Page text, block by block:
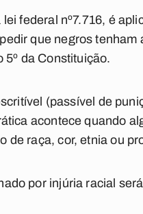
federal nº7.716, é
que negros
da Constituição.
(passível de
acontece quando
de raça, cor, etnia ou
por injúria racial